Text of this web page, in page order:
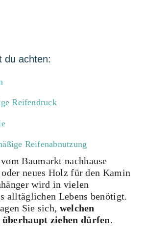
du achten:
Reifendruck
Reifenabnutzung
Baumarkt nachhause
neues Holz für den Kamin
wird in vielen
alltäglichen Lebens benötigt.
Sie sich, welchen
überhaupt ziehen dürfen.